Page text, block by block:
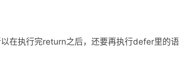
在执行完return之后，还要再执行defer里的语